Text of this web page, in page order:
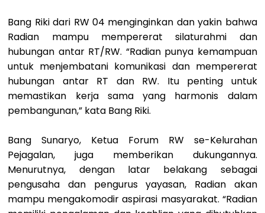
Bang Riki dari RW 04 menginginkan dan yakin bahwa
Radian mampu mempererat silaturahmi dan
hubungan antar RT/RW. “Radian punya kemampuan
untuk menjembatani komunikasi dan mempererat
hubungan antar RT dan RW. Itu penting untuk
memastikan kerja sama yang harmonis dalam
pembangunan,” kata Bang Riki.
Bang Sunaryo, Ketua Forum RW se-Kelurahan
Pejagalan, juga memberikan dukungannya.
Menurutnya, dengan latar belakang sebagai
pengusaha dan pengurus yayasan, Radian akan
mampu mengakomodir aspirasi masyarakat. “Radian